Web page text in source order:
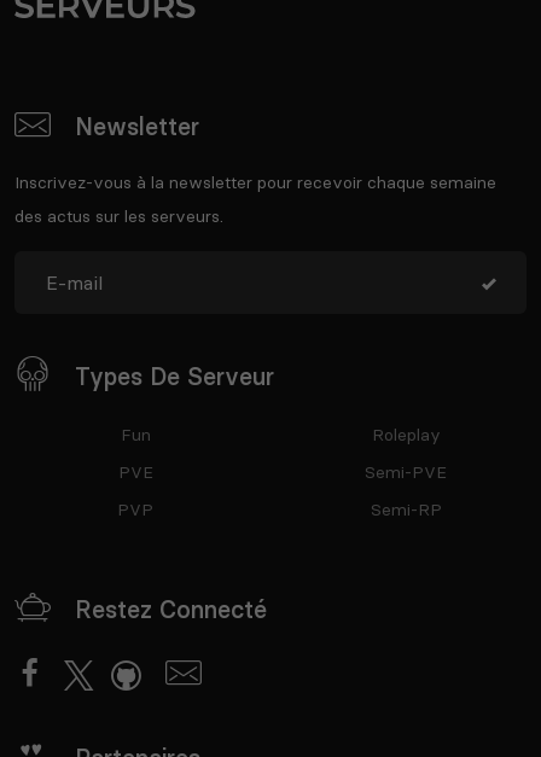
Newsletter
Inscrivez-vous à la newsletter pour recevoir chaque semaine
des actus sur les serveurs.
Types De Serveur
Fun
PVE
PVP
Roleplay
Semi-PVE
Semi-RP
Restez Connecté